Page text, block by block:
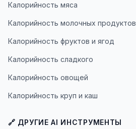
Калорийность мяса
Калорийность молочных продуктов
Калорийность фруктов и ягод
Калорийность сладкого
Калорийность овощей
Калорийность круп и каш
🔗 ДРУГИЕ AI ИНСТРУМЕНТЫ